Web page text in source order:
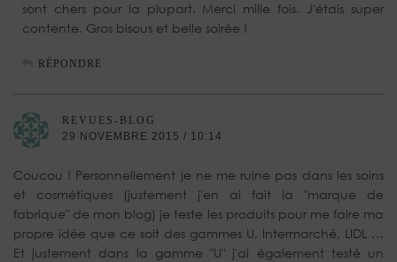
sont chers pour la plupart. Merci mille fois. J'étais super
contente. Gros bisous et belle soirée !
RÉPONDRE
REVUES-BLOG
29 NOVEMBRE 2015 / 10:14
Coucou ! Personnellement je ne me ruine pas dans les soins
et cosmétiques (justement j'en ai fait la "marque de
fabrique" de mon blog) je teste les produits pour me faire ma
propre idée que ce soit des gammes U, Intermarché, LIDL …
Et justement dans la gamme "U" j'ai également testé un